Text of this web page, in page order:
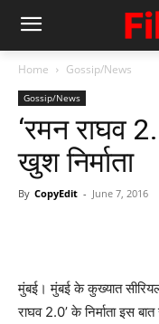
Home Gossip/News
Gossip/News
‘रमन राघव
खुश निर्माता
By CopyEdit - June 7, 2016
मुंबई। मुंबई के कुख्यात
राघव 2.0’ के निर्माता इस